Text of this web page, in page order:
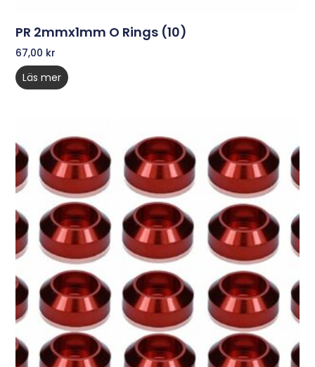
PR 2mmx1mm O Rings (10)
67,00 kr
Läs mer